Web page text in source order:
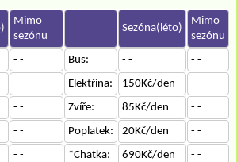
Mimo
sezónu
Sezóna(léto)
Mimo
sezónu
- - Bus: - -
- -
- - Elektřina: 150Kč/den
- -
- - Zvíře: 85Kč/den
- -
- - Poplatek: 20Kč/den
- -
- - *Chatka: 690Kč/den
- -